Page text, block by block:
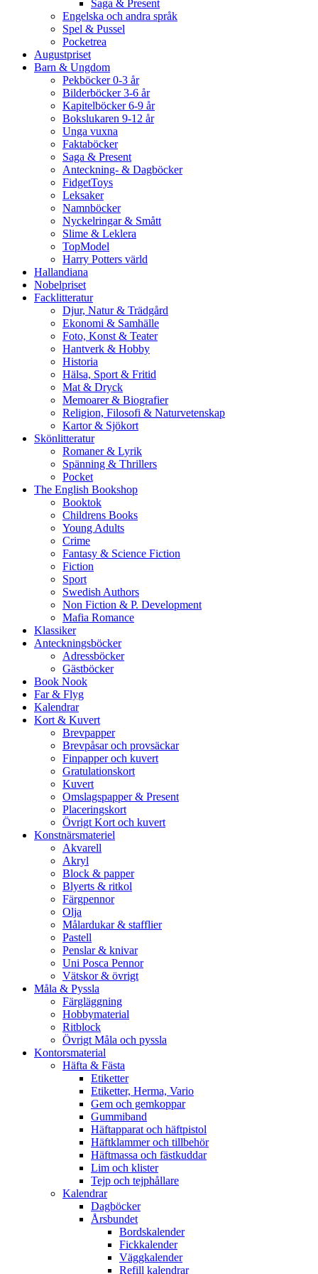
Saga & Present
Engelska och andra språk
Spel & Pussel
Pocketrea
Augustpriset
Barn & Ungdom
Pekböcker 0-3 år
Bilderböcker 3-6 år
Kapitelböcker 6-9 år
Bokslukaren 9-12 år
Unga vuxna
Faktaböcker
Saga & Present
Anteckning- & Dagböcker
FidgetToys
Leksaker
Namnböcker
Nyckelringar & Smått
Slime & Leklera
TopModel
Harry Potters värld
Hallandiana
Nobelpriset
Facklitteratur
Djur, Natur & Trädgård
Ekonomi & Samhälle
Foto, Konst & Teater
Hantverk & Hobby
Historia
Hälsa, Sport & Fritid
Mat & Dryck
Memoarer & Biografier
Religion, Filosofi & Naturvetenskap
Kartor & Sjökort
Skönlitteratur
Romaner & Lyrik
Spänning & Thrillers
Pocket
The English Bookshop
Booktok
Childrens Books
Young Adults
Crime
Fantasy & Science Fiction
Fiction
Sport
Swedish Authors
Non Fiction & P. Development
Mafia Romance
Klassiker
Anteckningsböcker
Adressböcker
Gästböcker
Book Nook
Far & Flyg
Kalendrar
Kort & Kuvert
Brevpapper
Brevpåsar och provsäckar
Finpapper och kuvert
Gratulationskort
Kuvert
Omslagspapper & Present
Placeringskort
Övrigt Kort och kuvert
Konstnärsmateriel
Akvarell
Akryl
Block & papper
Blyerts & ritkol
Färgpennor
Olja
Målardukar & stafflier
Pastell
Penslar & knivar
Uni Posca Pennor
Vätskor & övrigt
Måla & Pyssla
Färgläggning
Hobbymaterial
Ritblock
Övrigt Måla och pyssla
Kontorsmaterial
Häfta & Fästa
Etiketter
Etiketter, Herma, Vario
Gem och gemkoppar
Gummiband
Häftapparat och häftpistol
Häftklammer och tillbehör
Häftmassa och fästkuddar
Lim och klister
Tejp och tejphållare
Kalendrar
Dagböcker
Årsbundet
Bordskalender
Fickkalender
Väggkalender
Refill kalendrar